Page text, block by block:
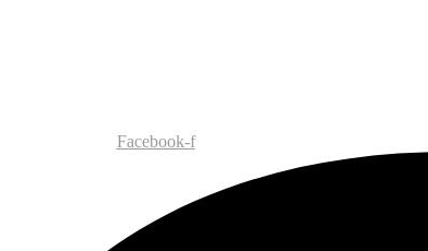
Facebook-f